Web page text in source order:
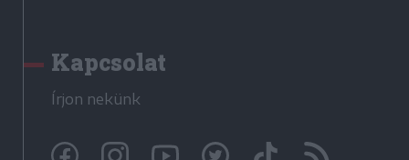
Kapcsolat
Írjon nekünk